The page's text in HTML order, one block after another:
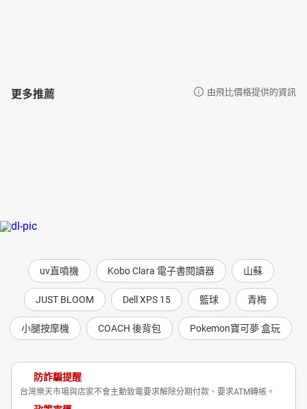
更多推薦 由飛比價格提供的資訊
uv直噴機 Kobo Clara 電子書閱讀器 山蘇
JUST BLOOM Dell XPS 15 籃球 青梅
小腿按摩機 COACH 後背包 Pokemon寶可夢 盒玩
防詐騙提醒
台灣樂天市場與店家不會主動致電要求解除分期付款、要求ATM轉帳。